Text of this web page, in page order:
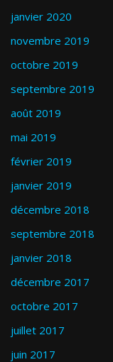
janvier 2020
novembre 2019
octobre 2019
septembre 2019
août 2019
mai 2019
février 2019
janvier 2019
décembre 2018
septembre 2018
janvier 2018
décembre 2017
octobre 2017
juillet 2017
juin 2017